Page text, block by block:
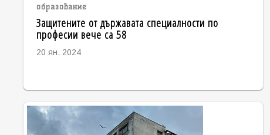
образование
Защитените от държавата специалности по
професии вече са 58
20 ян. 2024